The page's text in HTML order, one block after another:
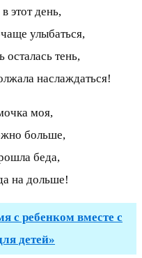
этот день,
улыбаться,
тень,
наслаждаться!
моя,
больше,
беда,
на дольше!
с ребенком вместе с
детей»